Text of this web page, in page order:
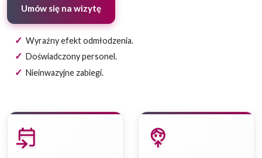
Umów się na wizytę
Wyraźny efekt odmłodzenia.
Doświadczony personel.
Nieinwazyjne zabiegi.
event_upcoming face_up